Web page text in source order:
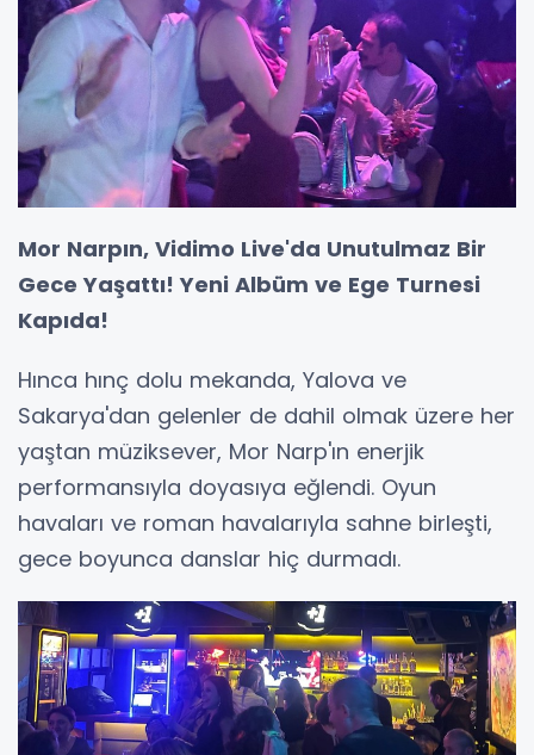
Mor Narpın, Vidimo Live'da Unutulmaz Bir
Gece Yaşattı! Yeni Albüm ve Ege Turnesi
Kapıda!
Hınca hınç dolu mekanda, Yalova ve
Sakarya'dan gelenler de dahil olmak üzere her
yaştan müziksever, Mor Narp'ın enerjik
performansıyla doyasıya eğlendi. Oyun
havaları ve roman havalarıyla sahne birleşti,
gece boyunca danslar hiç durmadı.